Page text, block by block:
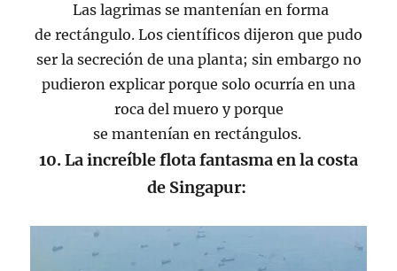
Las lagrimas se mantenían en forma
de rectángulo. Los científicos dijeron que pudo
ser la secreción de una planta; sin embargo no
pudieron explicar porque solo ocurría en una
roca del muero y porque
se mantenían en rectángulos.
10. La increíble flota fantasma en la costa
de Singapur: